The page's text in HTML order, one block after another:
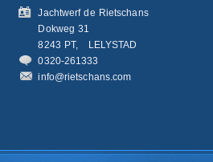
Jachtwerf de Rietschans
Dokweg 31
8243 PT,
LELYSTAD
0320-261333
info@rietschans.com